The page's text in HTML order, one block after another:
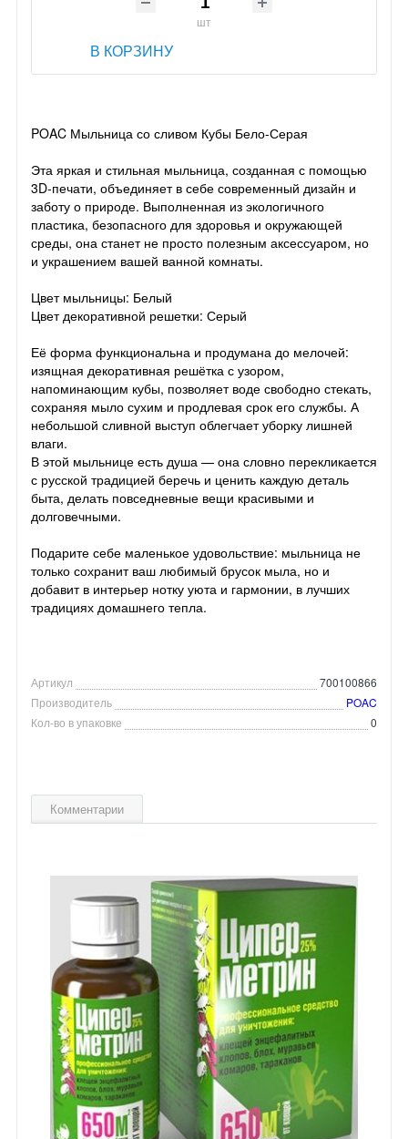
шт
В КОРЗИНУ
POAC Мыльница со сливом Кубы Бело-Серая
Эта яркая и стильная мыльница, созданная с помощью
3D-печати, объединяет в себе современный дизайн и
заботу о природе. Выполненная из экологичного
пластика, безопасного для здоровья и окружающей
среды, она станет не просто полезным аксессуаром, но
и украшением вашей ванной комнаты.
Цвет мыльницы: Белый
Цвет декоративной решетки: Серый
Её форма функциональна и продумана до мелочей:
изящная декоративная решётка с узором,
напоминающим кубы, позволяет воде свободно стекать,
сохраняя мыло сухим и продлевая срок его службы. А
небольшой сливной выступ облегчает уборку лишней
влаги.
В этой мыльнице есть душа — она словно перекликается
с русской традицией беречь и ценить каждую деталь
быта, делать повседневные вещи красивыми и
долговечными.
Подарите себе маленькое удовольствие: мыльница не
только сохранит ваш любимый брусок мыла, но и
добавит в интерьер нотку уюта и гармонии, в лучших
традициях домашнего тепла.
Артикул
700100866
Производитель
POAC
Кол-во в упаковке
0
Комментарии